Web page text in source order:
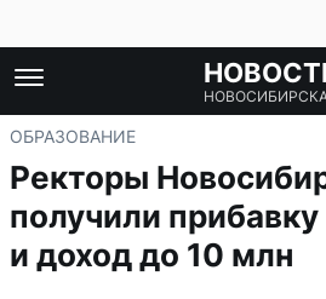
ОБРАЗОВАНИЕ
Ректоры
получили
и доход до 10 млн